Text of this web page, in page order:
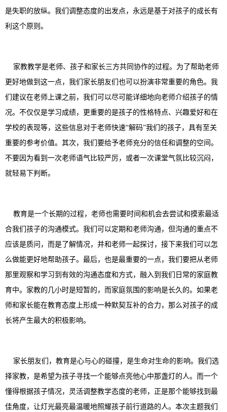
是失职的放纵。我们调整态度的出发点，永远是基于对孩子的成长有
利这个原则。
家教教学是老师、孩子和家长三方共同协作的过程。为了帮助老师
更好地做到这一点，我们家长朋友们也可以扮演非常重要的角色。我
们建议在老师上课之前，我们可以尽可能详细地向老师介绍孩子的情
况。不仅仅是学习成绩，更重要的是孩子的性格特点、兴趣爱好和在
学校的表现等，这些信息对于老师快速“解码”我们的孩子，具有至关
重要的参考价值。其次，我们要给予老师充分的信任和调整的空间。
不要因为看到一次老师语气比较严厉，或者一次课堂气氛比较沉闷，
就轻易下判断。
教育是一个长期的过程，老师也需要时间和机会去尝试和摸索最适
合我们孩子的沟通模式。我们可以定期和老师沟通，但沟通的重点不
应该是质问，而是了解情况，并和老师一起探讨，接下来我们可以怎
么做能更好地帮助孩子。最后，也是最重要的一点，我们要把从老师
那里观察和学习到有效的沟通态度和方式，融入到我们日常的家庭教
育中。家教的几小时是短暂的，而家庭氛围的影响是长久的。如果老
师和家长能在教育态度上形成一种默契互补的合力，那么对孩子的成
长将产生最大的积极影响。
家长朋友们，教育是心与心的碰撞，是生命对生命的影响。我们选
择家教，是希望为孩子寻找一个能够点亮他心中那盏灯的人。而一个
懂得根据孩子情况，灵活调整教学态度的老师，正是那个能够找到最
佳角度，让灯光最亮最温暖地照耀孩子前行道路的人。本次主题我们